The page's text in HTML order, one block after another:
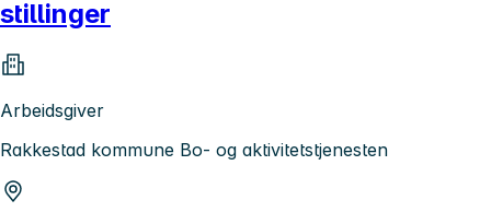
stillinger
Arbeidsgiver
Rakkestad kommune Bo- og aktivitetstjenesten